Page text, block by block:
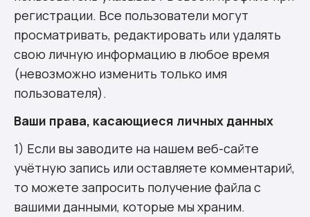
регистрации. Все пользователи могут
просматривать, редактировать или удалять
свою личную информацию в любое время
(невозможно изменить только имя
пользователя).
Ваши права, касающиеся личных данных
1) Если вы заводите на нашем веб-сайте
учётную запись или оставляете комментарий,
то можете запросить получение файла с
вашими данными, которые мы храним.